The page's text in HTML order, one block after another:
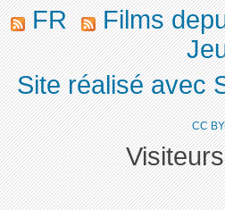
FR
Films
Site réalisé avec
CC